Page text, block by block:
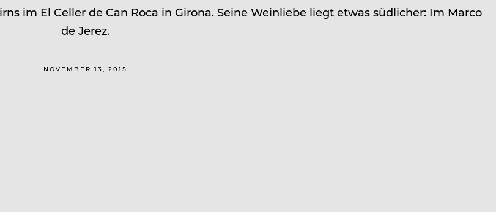
im El Celler de Can Roca in Girona. Seine Weinliebe liegt etwas südlicher: Im Marco
de Jerez.
NOVEMBER 13, 2015